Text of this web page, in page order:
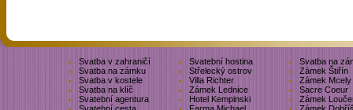
Svatba v zahraničí Svatební hostina
Svatba na
Svatba na zámku
Střelecký ostrov
Zámek Štiřín
Svatba v kostele
Villa Richter
Zámek Mcely
Svatba na klíč
Zámek Lednice
Sacre Coeur
Svatební agentura
Hotel Kempinski
Zámek